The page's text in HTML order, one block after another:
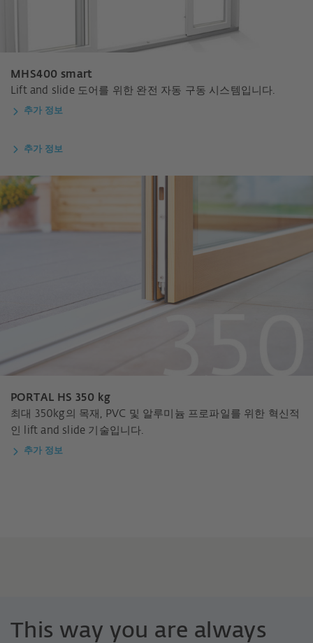
MHS400 smart
Lift and slide 도어를 위한 완전 자동 구동 시스템입니다.
추가 정보
추가 정보
PORTAL HS 350 kg
최대 350kg의 목재, PVC 및 알루미늄 프로파일를 위한 혁신적
인 lift and slide 기술입니다.
추가 정보
This way you are always